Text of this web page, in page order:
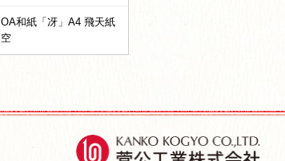
OA和紙「冴」A4 飛天紙
空